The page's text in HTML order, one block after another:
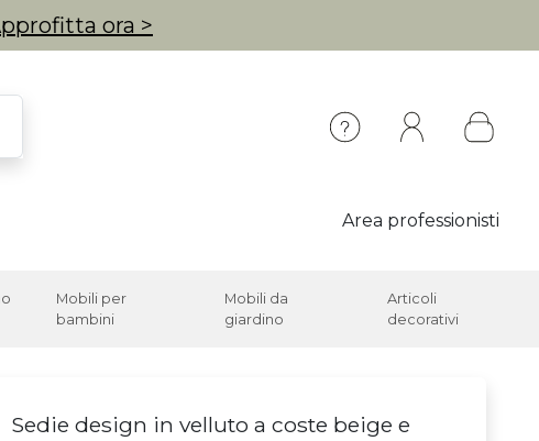
ora >
Area professionisti
Mobili per
bambini
Mobili da
giardino
Articoli
decorativi
Sedie design in velluto a coste beige e